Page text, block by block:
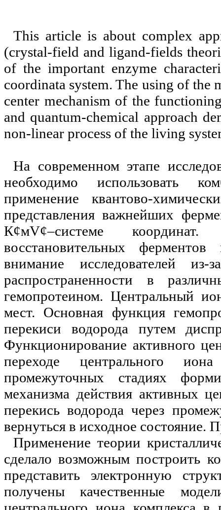
This article is about complex
(crystal-field and ligand-fields
of the important enzyme
coordinata system. The using of the
center mechanism of the
and quantum-chemical approach
non-linear process of the living
На современном этапе
необходимо использовать
применение квантово-
представления важнейших
К¢мV¢–системе
восстановительных
внимание исследователей
распространенности в
гемопротеином. Центральный
мест. Основная функция
перекиси водорода путем
Функционирование активного
переходе центрального
промежуточных стадиях
механизма действия активных
перекись водорода через
вернуться в исходное состояние.
Применение теории
сделало возможным построить
представить электронную
получены качественные